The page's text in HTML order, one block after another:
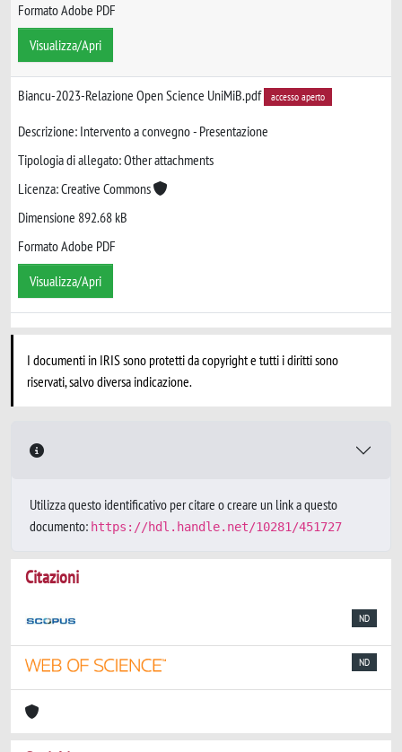
Formato Adobe PDF
Visualizza/Apri
Biancu-2023-Relazione Open Science UniMiB.pdf accesso aperto
Descrizione: Intervento a convegno - Presentazione
Tipologia di allegato: Other attachments
Licenza: Creative Commons
Dimensione 892.68 kB
Formato Adobe PDF
Visualizza/Apri
I documenti in IRIS sono protetti da copyright e tutti i diritti sono
riservati, salvo diversa indicazione.
Utilizza questo identificativo per citare o creare un link a questo
documento: https://hdl.handle.net/10281/451727
Citazioni
ND
ND